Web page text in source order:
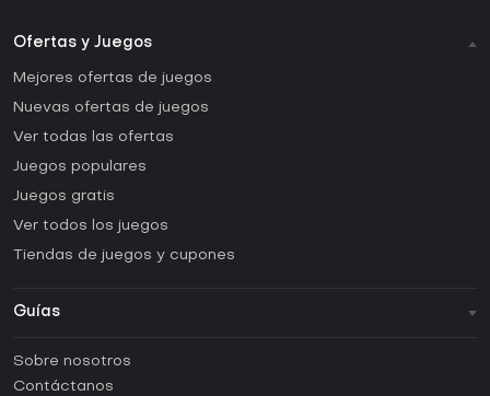
Ofertas y Juegos
Mejores ofertas de juegos
Nuevas ofertas de juegos
Ver todas las ofertas
Juegos populares
Juegos gratis
Ver todos los juegos
Tiendas de juegos y cupones
Guías
Guías y tutoriales
Sobre nosotros
Contáctanos